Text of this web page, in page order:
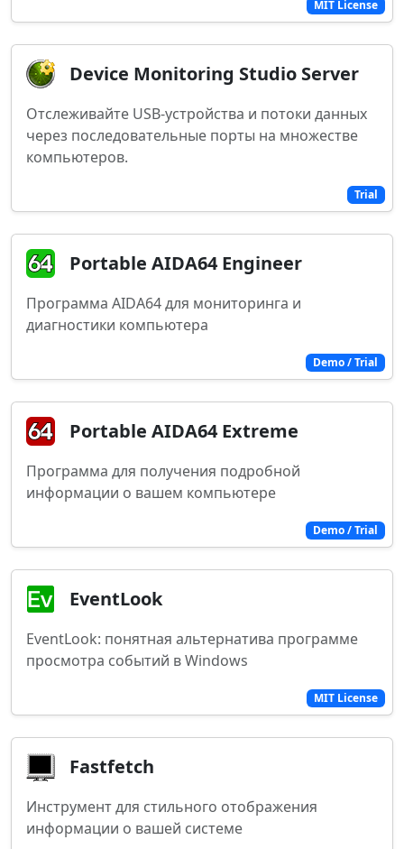
MIT License
Trial
Device Monitoring Studio Server
Отслеживайте USB-устройства и потоки данных
через последовательные порты на множестве
компьютеров.
Demo / Trial
Portable AIDA64 Engineer
Программа AIDA64 для мониторинга и
диагностики компьютера
Demo / Trial
Portable AIDA64 Extreme
Программа для получения подробной
информации о вашем компьютере
MIT License
EventLook
EventLook: понятная альтернатива программе
просмотра событий в Windows
Fastfetch
Инструмент для стильного отображения
информации о вашей системе